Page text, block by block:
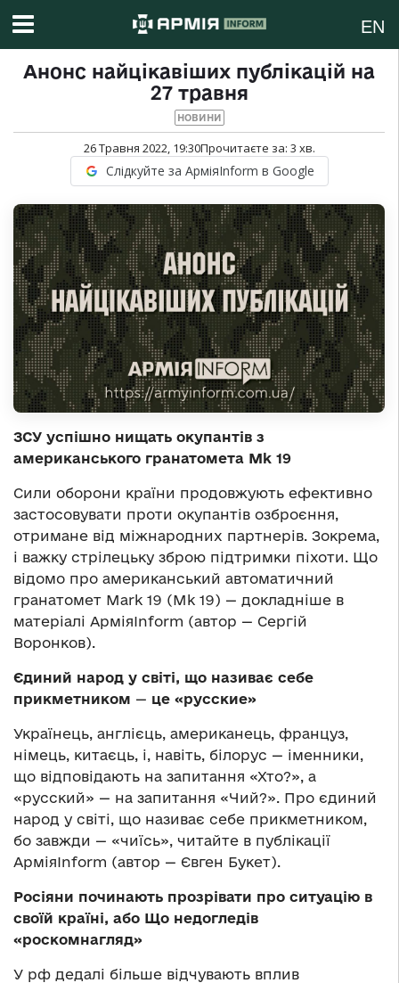
EN
Анонс найцікавіших публікацій на
27 травня
НОВИНИ
26 Травня 2022, 19:30Прочитаєте за: 3 хв.
Слідкуйте за АрміяInform в Google
ЗСУ успішно нищать окупантів з
американського гранатомета Мk 19
Сили оборони країни продовжують ефективно
застосовувати проти окупантів озброєння,
отримане від міжнародних партнерів. Зокрема,
і важку стрілецьку зброю підтримки піхоти. Що
відомо про американський автоматичний
гранатомет Mark 19 (Mk 19) — докладніше в
матеріалі АрміяInform (автор — Сергій
Воронков).
Єдиний народ у світі, що називає себе
прикметником — це «русские»
Українець, англієць, американець, француз,
німець, китаєць, і, навіть, білорус — іменники,
що відповідають на запитання «Хто?», а
«русский» — на запитання «Чий?». Про єдиний
народ у світі, що називає себе прикметником,
бо завжди — «чиїсь», читайте в публікації
АрміяInform (автор — Євген Букет).
Росіяни починають прозрівати про ситуацію в
своїй країні, або Що недогледів
«роскомнагляд»
У рф дедалі більше відчувають вплив